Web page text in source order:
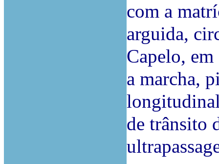
com a
arguida,
Capelo,
a marcha,
de trânsito